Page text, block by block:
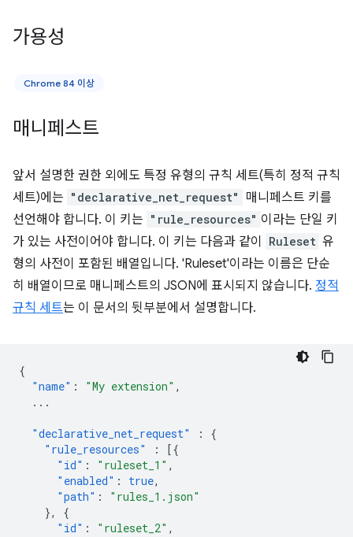
가용성
Chrome 84 이상
매니페스트
앞서 설명한 권한 외에도 특정 유형의 규칙 세트(특히 정적 규칙
세트)에는 "declarative_net_request"
매니페스트 키를
선언해야 합니다. 이 키는 "rule_resources" 이라는 단일 키
가 있는 사전이어야 합니다. 이 키는 다음과 같이
Ruleset 유
형의 사전이 포함된 배열입니다. 'Ruleset'이라는 이름은 단순
히 배열이므로 매니페스트의 JSON에 표시되지 않습니다. 정적
규칙 세트는 이 문서의 뒷부분에서 설명합니다.
{
"name" : "My extension" ,
...
"declarative_net_request" :
{
"rule_resources"
:
[{
"id" : "ruleset_1" ,
"enabled" : true,
"path" :
"rules_1.json"
},
{
"id" : "ruleset_2" ,